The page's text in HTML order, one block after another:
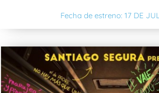
Fecha de estreno: 17 DE